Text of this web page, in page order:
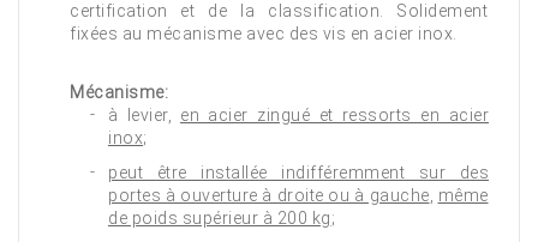
certification et de la classification. Solidement
fixées au mécanisme avec des vis en acier inox.
Mécanisme:
à levier, en acier zingué et ressorts en acier
inox;
peut être installée indifféremment sur des
portes à ouverture à droite ou à gauche même
de poids supérieur à 200 kg;